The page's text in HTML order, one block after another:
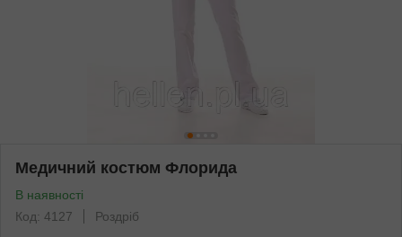
Медичний костюм Флорида
В наявності
Код: 4127
Роздріб